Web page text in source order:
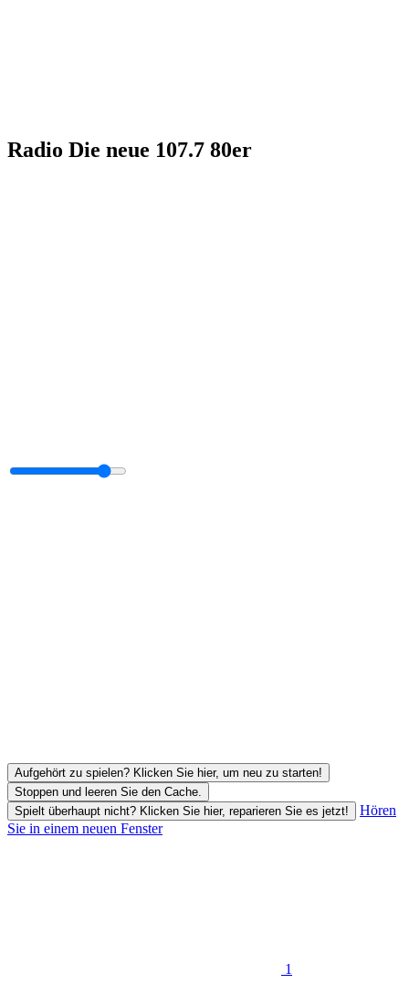
Radio Die neue 107.7 80er
Aufgehört zu spielen? Klicken Sie hier, um neu zu starten!
Stoppen und leeren Sie den Cache.
Spielt überhaupt nicht? Klicken Sie hier, reparieren Sie es jetzt!
Hören
Sie in einem neuen Fenster
1